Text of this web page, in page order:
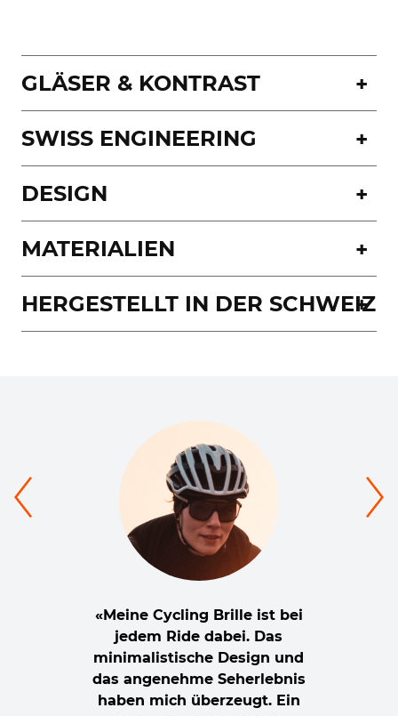
GLÄSER & KONTRAST
SWISS ENGINEERING
DESIGN
MATERIALIEN
HERGESTELLT IN DER SCHWEIZ
«Meine Cycling Brille ist bei
jedem Ride dabei. Das
minimalistische Design und
das angenehme Seherlebnis
haben mich überzeugt. Ein